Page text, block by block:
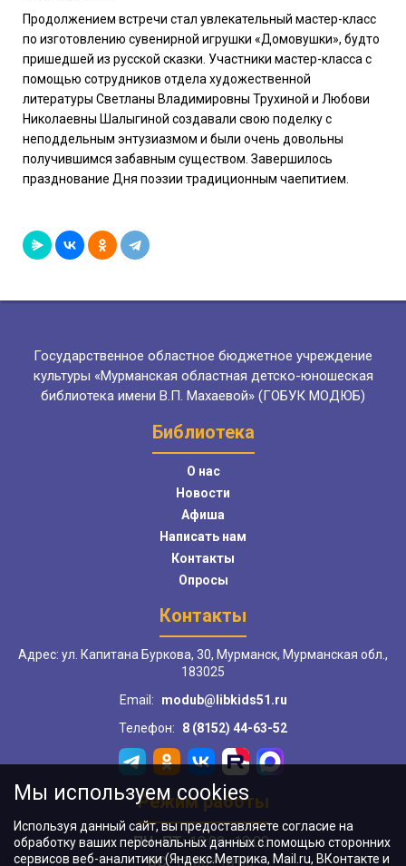
Продолжением встречи стал увлекательный мастер-класс
по изготовлению сувенирной игрушки «Домовушки», будто
пришедшей из русской сказки. Участники мастер-класса с
помощью сотрудников отдела художественной
литературы Светланы Владимировны Трухиной и Любови
Николаевны Шалыгиной создавали свою поделку с
неподдельным энтузиазмом и были очень довольны
получившимся забавным существом. Завершилось
празднование Дня поэзии традиционным чаепитием.
Государственное областное бюджетное учреждение
культуры «Мурманская областная детско-юношеская
библиотека имени В.П. Махаевой» (ГОБУК МОДЮБ)
Библиотека
О нас
Новости
Афиша
Написать нам
Контакты
Опросы
Контакты
Адрес: ул. Капитана Буркова, 30, Мурманск, Мурманская обл.,
183025
Email:
modub@libkids51.ru
Телефон:
8 (8152) 44-63-52
Режим работы
ПН–ПТ:10:00–18:00
ВС:11:00–18:00
Мы используем cookies
Используя данный сайт, вы предоставляете согласие на
обработку ваших персональных данных с помощью сторонних
сервисов веб-аналитики (Яндекс.Метрика, Mail.ru, ВКонтакте и